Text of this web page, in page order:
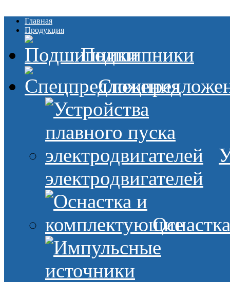
Главная
Продукция
Подшипники
электродвигателей